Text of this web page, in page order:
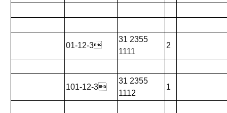
01-12-3
31 2355
1111
2
101-12-3
31 2355
1112
1